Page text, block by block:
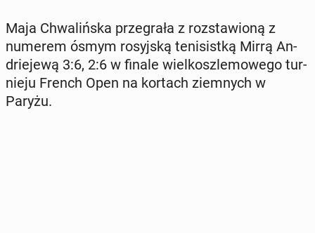
Maja Chwa­liń­ska prze­gra­ła z roz­sta­wio­ną z
numerem ósmym ro­syj­ską te­ni­sist­ką Mirrą An­
drie­je­wą 3:6, 2:6 w finale wiel­kosz­le­mo­we­go tur­
nie­ju French Open na kortach ziem­nych w
Paryżu.